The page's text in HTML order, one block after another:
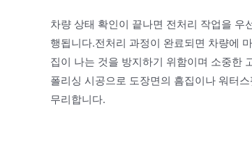
차량 상태 확인이 끝나면 전처리 작업을 우
행됩니다.전처리 과정이 완료되면 차량에
집이 나는 것을 방지하기 위함이며 소중한
폴리싱 시공으로 도장면의 흠집이나 워터
무리합니다.